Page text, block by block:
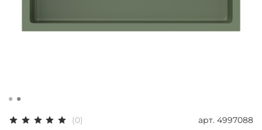
(0) арт. 4997088